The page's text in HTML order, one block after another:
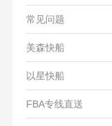
常见问题
美森快船
以星快船
FBA专线直送